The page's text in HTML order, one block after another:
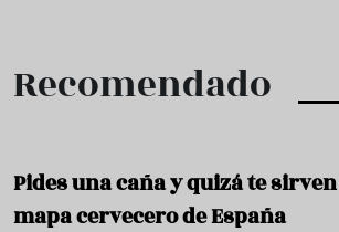
Recomendado
Pides una caña y quizá te
mapa cervecero de España